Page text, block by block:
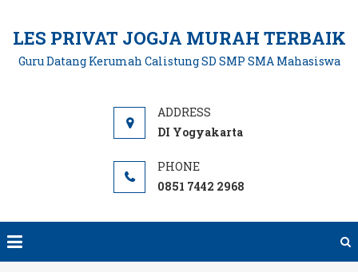
content
LES PRIVAT JOGJA MURAH TERBAIK
Guru Datang Kerumah Calistung SD SMP SMA Mahasiswa
DI Yogyakarta
0851 7442 2968